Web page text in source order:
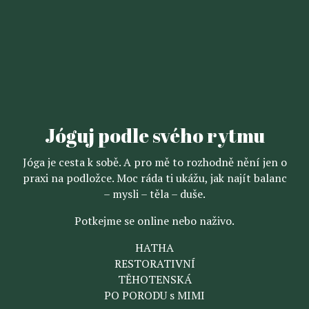
Jóguj podle svého rytmu
Jóga je cesta k sobě. A pro mě to rozhodně nění jen o
praxi na podložce. Moc ráda ti ukážu, jak najít balanc
– mysli – těla – duše.
Potkejme se online nebo naživo.
HATHA
RESTORATIVNÍ
TĚHOTENSKÁ
PO PORODU s MIMI